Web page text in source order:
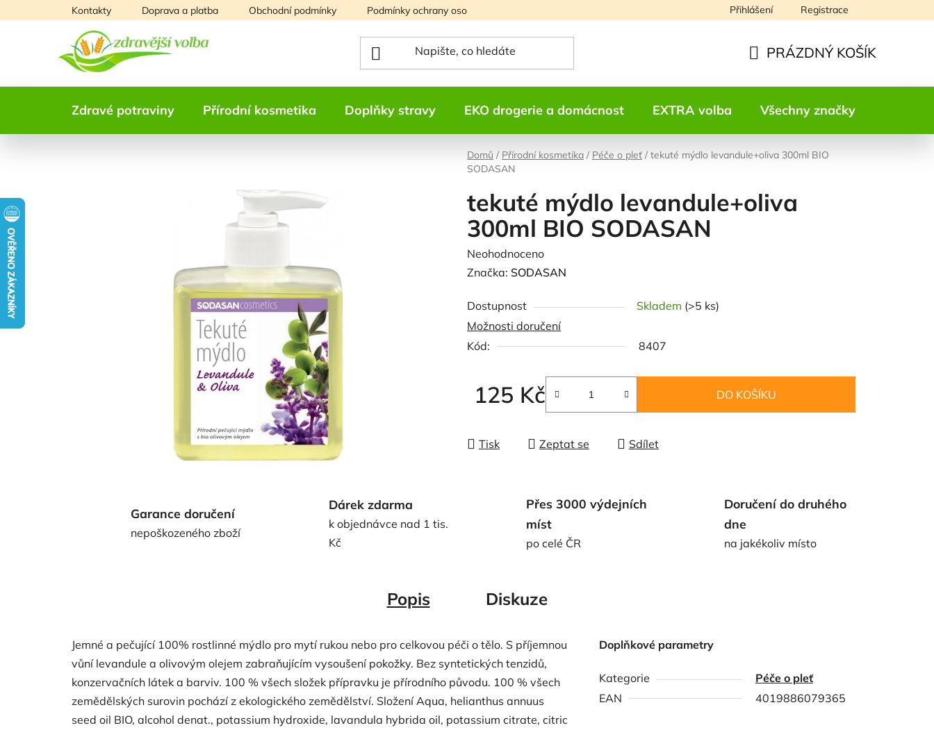
na
Kontakty Doprava a platba Obchodní podmínky Podmínky ochrany osobních údajů Přihlášení Registrace
KOŠÍK
PRÁZDNÝ KOŠÍK
Zdravé potraviny Přírodní kosmetika Doplňky stravy EKO drogerie a domácnost EXTRA volba Všechny značky
Domů / Přírodní kosmetika / Péče o pleť / tekuté mýdlo levandule+oliva 300ml BIO
SODASAN
tekuté mýdlo levandule+oliva
300ml BIO SODASAN
Průměrné
hodnocení
je
0,0
z
hvězdiček.
Neohodnoceno
Značka: SODASAN
Dostupnost Skladem (>5 ks)
Možnosti doručení
Kód:
8407
125 Kč DO KOŠÍKU
Tisk Zeptat se Sdílet
Garance doručení
nepoškozeného zboží
Dárek zdarma
k objednávce nad 1 tis.
Kč
Přes 3000 výdejních
míst
po celé ČR
Doručení do druhého
dne
na jakékoliv místo
Popis Diskuze
Jemné a pečující 100% rostlinné mýdlo pro mytí rukou nebo pro celkovou péči o tělo. S příjemnou
vůní levandule a olivovým olejem zabraňujícím vysoušení pokožky. Bez syntetických tenzidů,
konzervačních látek a barviv. 100 % všech složek přípravku je přírodního původu. 100 % všech
zemědělských surovin pochází z ekologického zemědělství. Složení Aqua, helianthus annuus
seed oil BIO, alcohol denat., potassium hydroxide, lavandula hybrida oil, potassium citrate, citric
Doplňkové parametry
Kategorie
Péče o pleť
EAN
4019886079365